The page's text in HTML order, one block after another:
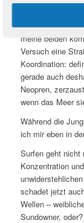
meine beiden
Versuch eine
Koordination:
gerade auch
Neopren,
wenn das Meer
Während die
ich mir eben in
Surfen geht nicht
Konzentration
schadet jetzt
Wellen –
Sundowner, oder?